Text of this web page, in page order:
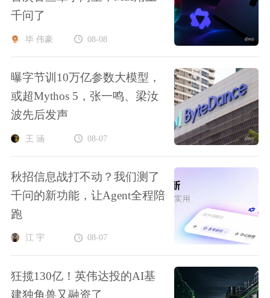
千问了
毕 伟豪 08-08
曝字节训10万亿参数大模型，
或超Mythos 5，张一鸣、梁汝
波先后发声
王 涵 08-07
秋招信息战打不动？我们测了
千问的新功能，让Agent全程陪
跑
江 宇 08-07
狂揽130亿！英伟达投的AI基
建独角兽又融资了